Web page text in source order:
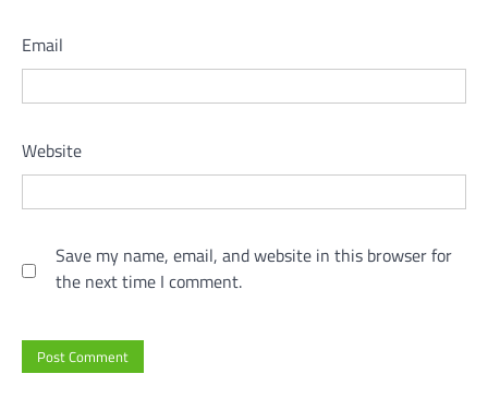
Email
Website
Save my name, email, and website in this browser for
the next time I comment.